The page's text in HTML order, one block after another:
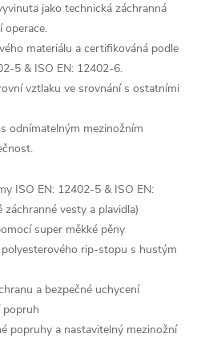
jako technická záchranná
operace.
materiálu a certifikováná podle
5 & ISO EN: 12402-6.
vztlaku ve srovnání s ostatními
odnímatelným mezinožním
ISO EN: 12402-5 & ISO EN:
vesty a plavidla)
super měkké pěny
rip-stopu s hustým
a bezpečné uchycení
popruh
popruhy a nastavitelný mezinožní